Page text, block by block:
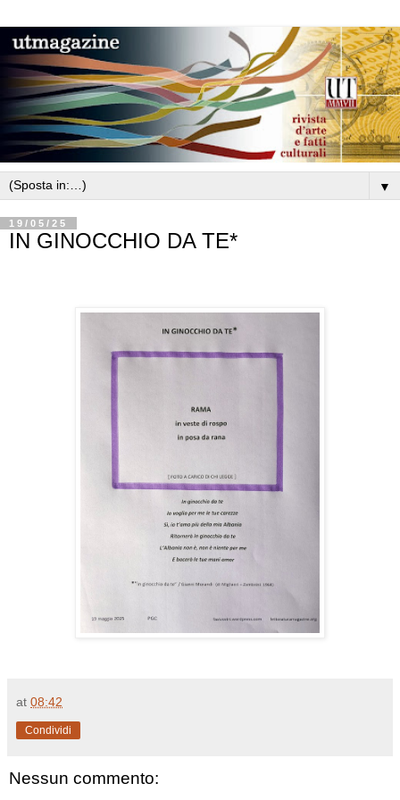
▼
19/05/25
IN GINOCCHIO DA TE*
at 08:42
Condividi
Nessun commento: